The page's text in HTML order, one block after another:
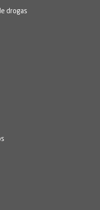
drogas